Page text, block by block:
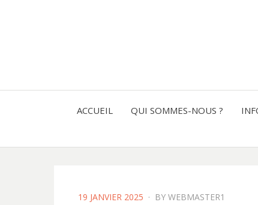
ACCUEIL QUI SOMMES-NOUS ?
POSTED
19 JANVIER 2025 BY WEBMASTER1